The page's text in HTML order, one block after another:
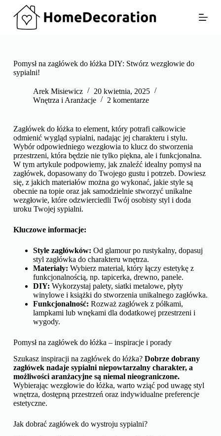
d
Pomysł na zagłówek do łóżka DIY: Stwórz wezgłowie do
sypialni!
Arek Misiewicz
20 kwietnia, 2025
Wnętrza i Aranżacje
2 komentarze
Zagłówek do łóżka to element, który potrafi całkowicie
odmienić wygląd sypialni, nadając jej charakteru i stylu.
Wybór odpowiedniego wezgłowia to klucz do stworzenia
przestrzeni, która będzie nie tylko piękna, ale i funkcjonalna.
W tym artykule podpowiemy, jak znaleźć idealny pomysł na
zagłówek, dopasowany do Twojego gustu i potrzeb. Dowiesz
się, z jakich materiałów można go wykonać, jakie style są
obecnie na topie oraz jak samodzielnie stworzyć unikalne
wezgłowie, które odzwierciedli Twój osobisty styl i doda
uroku Twojej sypialni.
Kluczowe informacje:
Style zagłówków: Od glamour po rustykalny, dopasuj
styl zagłówka do charakteru wnętrza.
Materiały: Wybierz materiał, który łączy estetykę z
funkcjonalnością, np. tapicerka, drewno, panele.
DIY: Wykorzystaj palety, siatki metalowe, płyty
winylowe i książki do stworzenia unikalnego zagłówka.
Funkcjonalność: Rozważ zagłówek z półkami,
lampkami lub wnękami dla dodatkowej przestrzeni i
wygody.
Pomysł na zagłówek do łóżka – inspiracje i porady
Szukasz inspiracji na zagłówek do łóżka? Dobrze dobrany
zagłówek nadaje sypialni niepowtarzalny charakter, a
możliwości aranżacyjne są niemal nieograniczone.
Wybierając wezgłowie do łóżka, warto wziąć pod uwagę styl
wnętrza, dostępną przestrzeń oraz indywidualne preferencje
estetyczne.
Jak dobrać zagłówek do wystroju sypialni?